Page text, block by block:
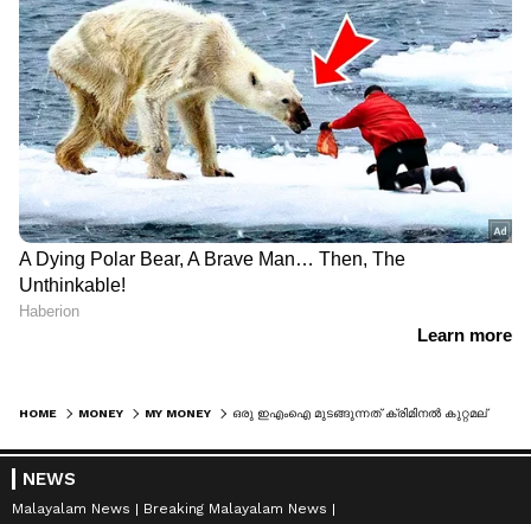
HOME MONEY MY MONEY ഒരു ഇഎംഐ മുടങ്ങുന്നത് ക്രിമിനൽ കുറ്റമല്ല! 'ആപ്പിൽ' വീണു പോകരുത്; അറിയാം ഓൺലൈൻ ലോൺ ആപ്പുകളുടെ ചതിക്കുഴികൾ
NEWS
Malayalam News
Breaking Malayalam News